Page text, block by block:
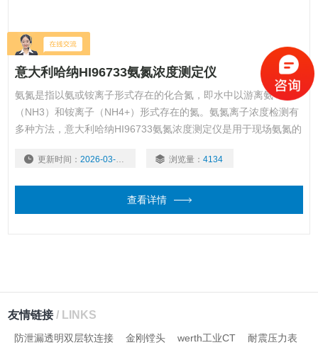
意大利哈纳HI96733氨氮浓度测定仪
氨氮是指以氨或铵离子形式存在的化合氮，即水中以游离氨
（NH3）和铵离子（NH4+）形式存在的氮。氨氮离子浓度检测有
多种方法，意大利哈纳HI96733氨氮浓度测定仪是用于现场氨氮的
性能核查功能，EPA标准，GLP管理功能，适用于实验室和现场快
更新时间： 2026-03-03 浏览量： 4134
查看详情
友情链接/ LINKS
防泄漏透明双层软连接 金刚镗头 werth工业CT
耐震压力表